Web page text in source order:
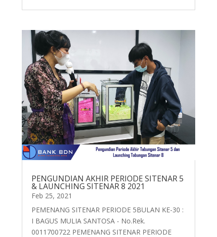
PENGUNDIAN AKHIR PERIODE SITENAR 5
& LAUNCHING SITENAR 8 2021
Feb 25, 2021
PEMENANG SITENAR PERIODE 5BULAN KE-30 :
I BAGUS MULIA SANTOSA - No.Rek.
0011700722 PEMENANG SITENAR PERIODE